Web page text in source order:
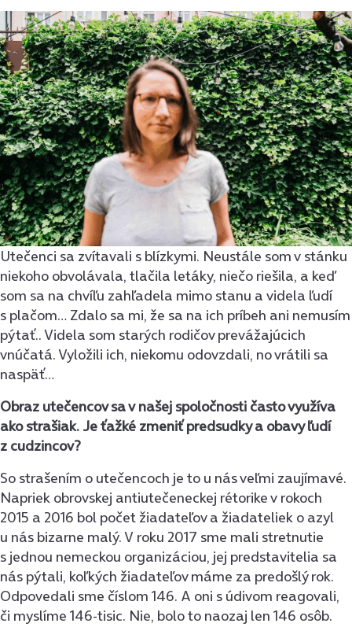
Utečenci sa zvítavali s blízkymi. Neustále som v stánku
niekoho obvolávala, tlačila letáky, niečo riešila, a keď
som sa na chvíľu zahľadela mimo stanu a videla ľudí
s plačom… Zdalo sa mi, že sa na ich príbeh ani nemusím
pýtať.. Videla som starých rodičov prevážajúcich
vnúčatá. Vyložili ich, niekomu odovzdali, no vrátili sa
naspäť…
Obraz utečencov sa v našej spoločnosti často využíva
ako strašiak. Je ťažké zmeniť predsudky a obavy ľudí
z cudzincov?
So strašením o utečencoch je to u nás veľmi zaujímavé.
Napriek obrovskej antiutečeneckej rétorike v rokoch
2015 a 2016 bol počet žiadateľov a žiadateliek o azyl
u nás bizarne malý. V roku 2017 sme mali stretnutie
s jednou nemeckou organizáciou, jej predstavitelia sa
nás pýtali, koľkých žiadateľov máme za predošlý rok.
Odpovedali sme číslom 146. A oni s údivom reagovali,
či myslíme 146-tisic. Nie, bolo to naozaj len 146 osôb.